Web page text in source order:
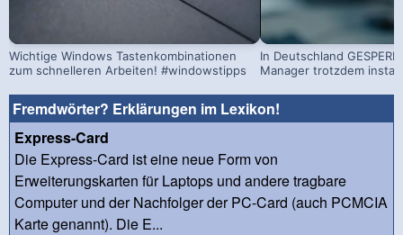
Wichtige Windows Tastenkombinationen
zum schnelleren Arbeiten! #windowstipps
In Deutschland
Manager trotzdem
Fremdwörter? Erklärungen im Lexikon!
Express-Card
Die Express-Card ist eine neue Form von
Erweiterungskarten für Laptops und andere tragbare
Computer und der Nachfolger der PC-Card (auch PCMCIA
Karte genannt). Die E...